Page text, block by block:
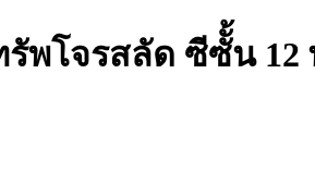
รัพโจรสลัด ซีซัั้น 12